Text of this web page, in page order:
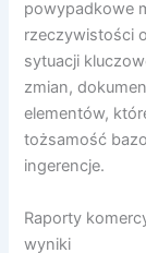
powypadkowe
rzeczywistości
sytuacji
zmian,
elementów,
tożsamość
ingerencje.
Raporty
wyniki